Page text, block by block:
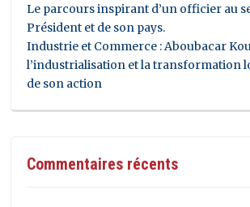
Le parcours inspirant d’un officier au
Président et de son pays.
Industrie et Commerce : Aboubacar
l’industrialisation et la transformation
de son action
Commentaires récents